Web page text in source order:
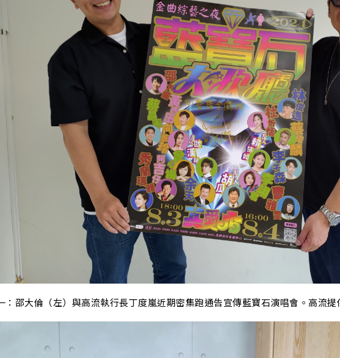
：邵大倫（左） 與高流執行長丁度嵐近期密集跑通告宣傳藍寶石演唱會。高流提